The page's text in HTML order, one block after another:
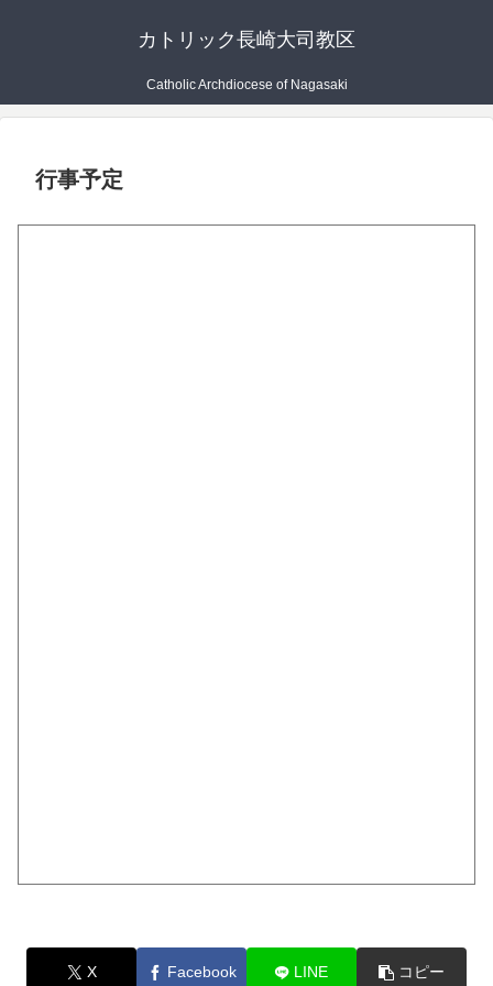
カトリック長崎大司教区
Catholic Archdiocese of Nagasaki
行事予定
X Facebook LINE コピー